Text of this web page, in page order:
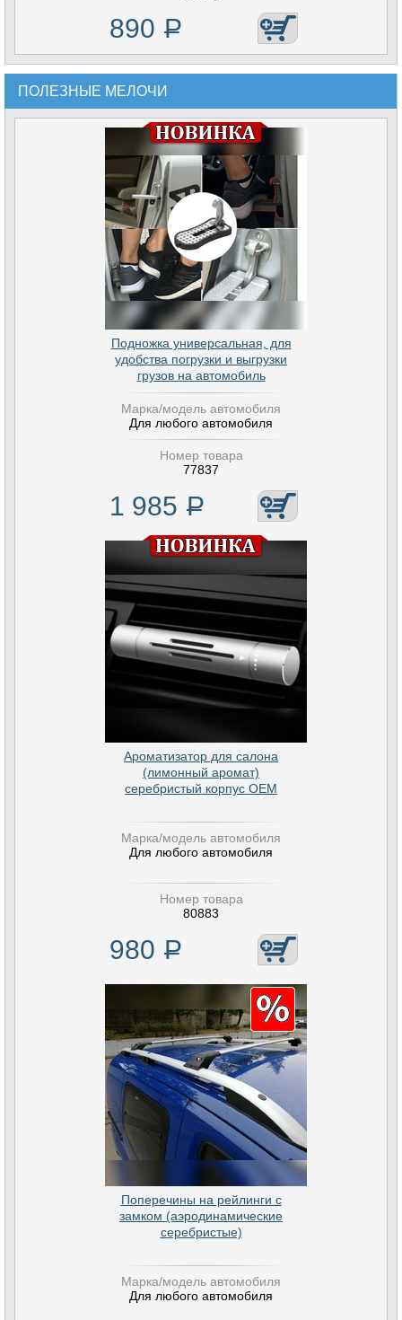
890 Р
ПОЛЕЗНЫЕ МЕЛОЧИ
Подножка универсальная, для
удобства погрузки и выгрузки
грузов на автомобиль
Марка/модель автомобиля
Для любого автомобиля
Номер товара
77837
1 985 Р
Ароматизатор для салона
(лимонный аромат)
серебристый корпус OEM
Марка/модель автомобиля
Для любого автомобиля
Номер товара
80883
980 Р
Поперечины на рейлинги с
замком (аэродинамические
серебристые)
Марка/модель автомобиля
Для любого автомобиля